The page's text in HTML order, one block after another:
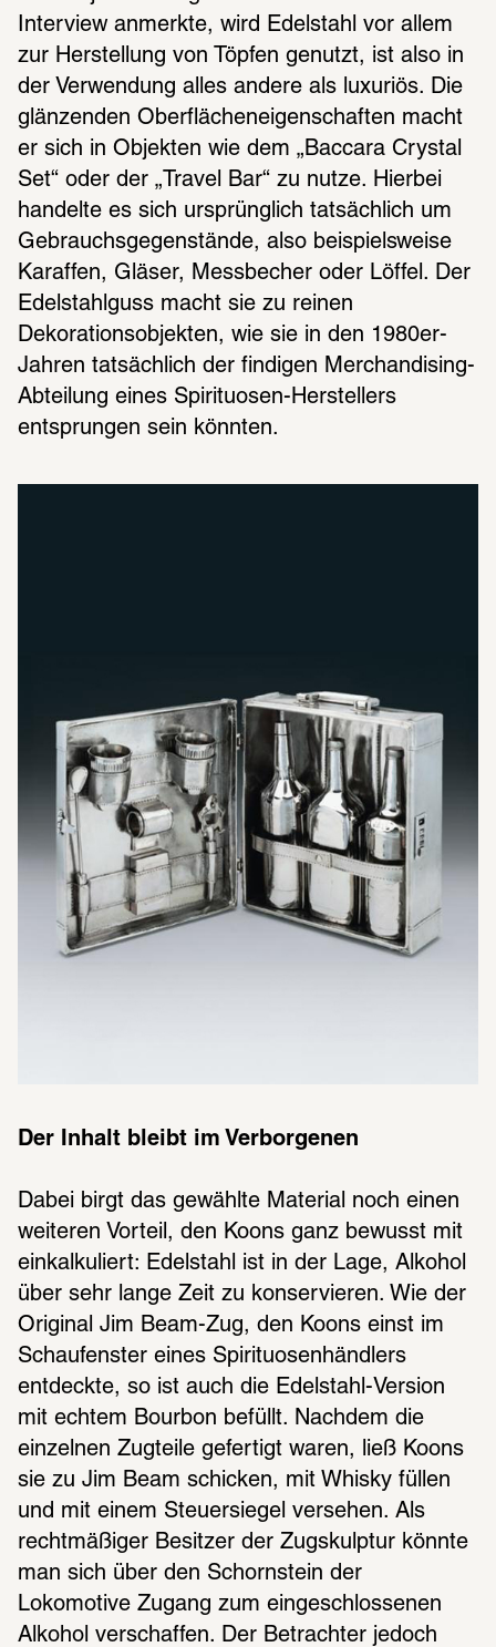
Interview anmerkte, wird Edelstahl vor allem
zur Herstellung von Töpfen genutzt, ist also in
der Verwendung alles andere als luxuriös. Die
glänzenden Oberflächeneigenschaften macht
er sich in Objekten wie dem „Baccara Crystal
Set“ oder der „Travel Bar“ zu nutze. Hierbei
handelte es sich ursprünglich tatsächlich um
Gebrauchsgegenstände, also beispielsweise
Karaffen, Gläser, Messbecher oder Löffel. Der
Edelstahlguss macht sie zu reinen
Dekorationsobjekten, wie sie in den 1980er-
Jahren tatsächlich der findigen Merchandising-
Abteilung eines Spirituosen-Herstellers
entsprungen sein könnten.
Der Inhalt bleibt im Verborgenen
Dabei birgt das gewählte Material noch einen
weiteren Vorteil, den Koons ganz bewusst mit
einkalkuliert: Edelstahl ist in der Lage, Alkohol
über sehr lange Zeit zu konservieren. Wie der
Original Jim Beam-Zug, den Koons einst im
Schaufenster eines Spirituosenhändlers
entdeckte, so ist auch die Edelstahl-Version
mit echtem Bourbon befüllt. Nachdem die
einzelnen Zugteile gefertigt waren, ließ Koons
sie zu Jim Beam schicken, mit Whisky füllen
und mit einem Steuersiegel versehen. Als
rechtmäßiger Besitzer der Zugskulptur könnte
man sich über den Schornstein der
Lokomotive Zugang zum eingeschlossenen
Alkohol verschaffen. Der Betrachter jedoch